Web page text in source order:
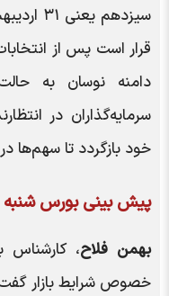
دامنه نوسان به
سرمایه‌گذاران در
خود بازگردد تا سهم‌ها
پیش بینی بورس شنبه ۲ تیر ۱۴۰۳
بهمن فلاح، کارشناس
خصوص شرایط بازار